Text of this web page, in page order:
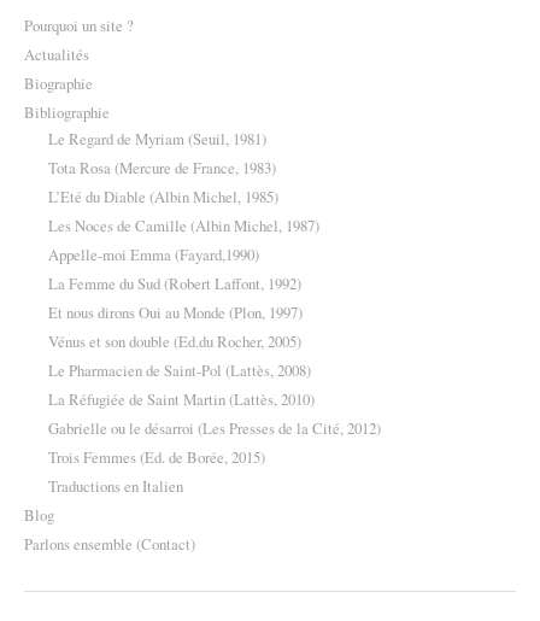
Pourquoi un site ?
Actualités
Biographie
Bibliographie
Le Regard de Myriam (Seuil, 1981)
Tota Rosa (Mercure de France, 1983)
L’Eté du Diable (Albin Michel, 1985)
Les Noces de Camille (Albin Michel, 1987)
Appelle-moi Emma (Fayard,1990)
La Femme du Sud (Robert Laffont, 1992)
Et nous dirons Oui au Monde (Plon, 1997)
Vénus et son double (Ed.du Rocher, 2005)
Le Pharmacien de Saint-Pol (Lattès, 2008)
La Réfugiée de Saint Martin (Lattès, 2010)
Gabrielle ou le désarroi (Les Presses de la Cité, 2012)
Trois Femmes (Ed. de Borée, 2015)
Traductions en Italien
Blog
Parlons ensemble (Contact)